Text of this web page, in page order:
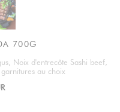
700G
Noix d'entrecôte Sashi beef,
au choix